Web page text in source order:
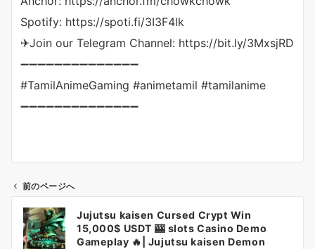
Spotify: https://spoti.fi/3I3F4lk
✈Join our Telegram Channel: https://bit.ly/3MxsjRD
➖➖➖➖➖➖➖➖➖➖➖➖➖➖
#TamilAnimeGaming #animetamil #tamilanime
➖➖➖➖➖➖➖➖➖➖➖➖➖➖
前のページへ
Jujutsu kaisen Cursed Crypt Win
15,000$ USDT 🎰 slots Casino Demo
Gameplay 🔥| Jujutsu kaisen Demon